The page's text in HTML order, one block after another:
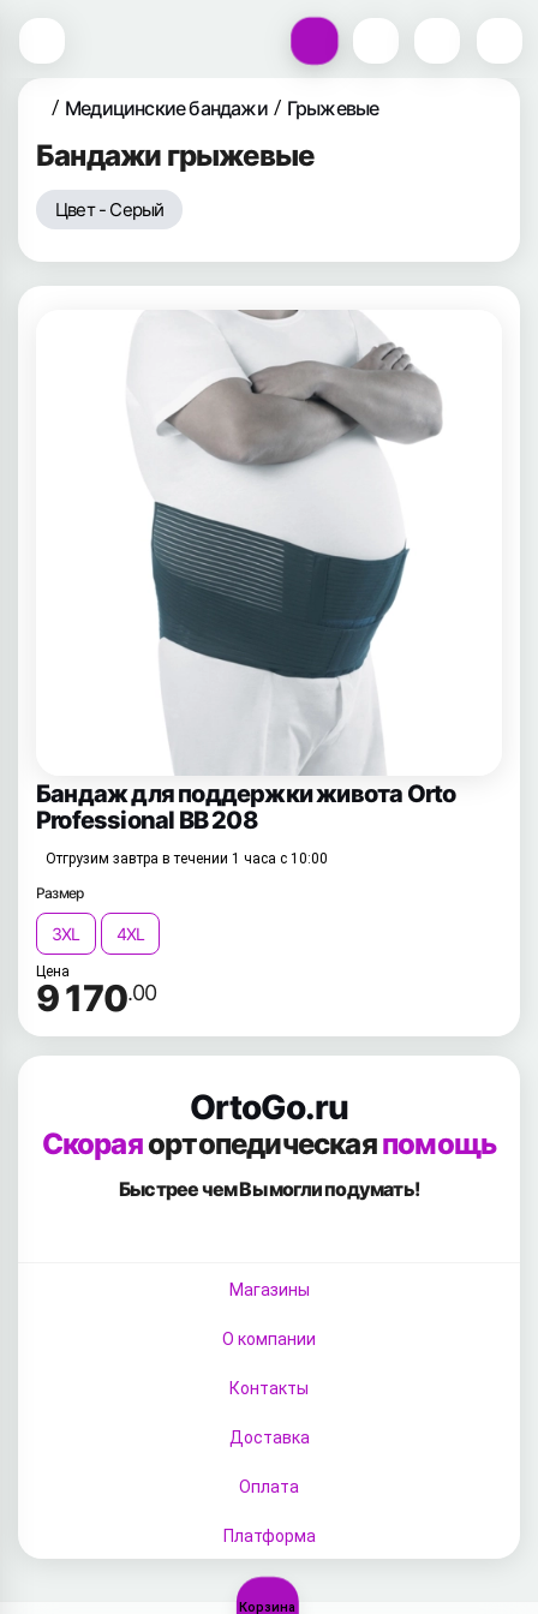
Корзина
Медицинские бандажи Грыжевые
Бандажи грыжевые
Цвет - Серый
Бандаж для поддержки живота Orto
Professional BB 208
Отгрузим завтра в течении 1 часа с 10:00
Размер
3XL 4XL
Цена
9 170.00
OrtoGo.ru
Скораяортопедическаяпомощь
Быстрее чем Вымогли подумать!
Магазины
О компании
Контакты
Доставка
Оплата
Платформа